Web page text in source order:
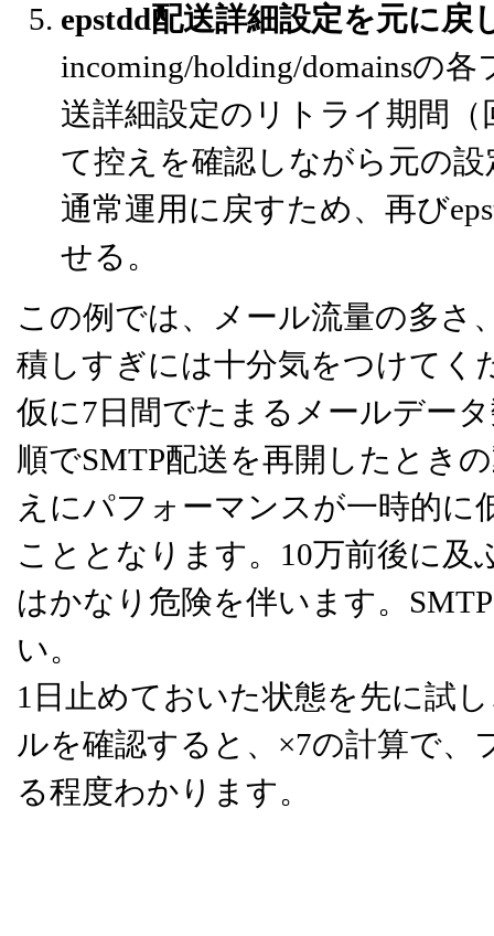
epstdd配送詳細設定を元に戻
incoming/holding/domainsの
送詳細設定のリトライ期間
て控えを確認しながら元の
通常運用に戻すため、再び
せる。
この例では、メール流量の多さ
積しすぎには十分気をつけてく
仮に7日間でたまるメールデー
順でSMTP配送を再開したとき
えにパフォーマンスが一時的
こととなります。10万前後に
はかなり危険を伴います。
い。
1日止めておいた状態を先に試
ルを確認すると、×7の計算で
る程度わかります。